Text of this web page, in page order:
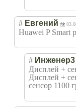
# Евгений
Huawei P Smart
# Инженер3
Дисплей +
Дисплей +
сенсор 1100